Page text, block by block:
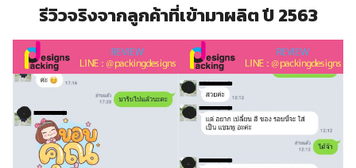
รีวิวจริงจากลูกค้าที่เข้ามาผลิต ปี 2563